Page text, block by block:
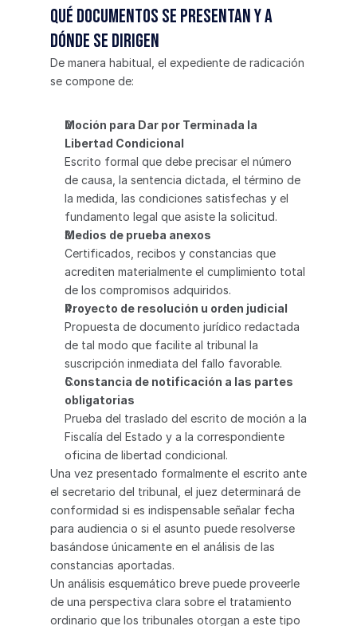
Qué documentos se presentan y a
dónde se dirigen
De manera habitual, el expediente de radicación
se compone de:
Moción para Dar por Terminada la
Libertad Condicional
Escrito formal que debe precisar el número
de causa, la sentencia dictada, el término de
la medida, las condiciones satisfechas y el
fundamento legal que asiste la solicitud.
Medios de prueba anexos
Certificados, recibos y constancias que
acrediten materialmente el cumplimiento total
de los compromisos adquiridos.
Proyecto de resolución u orden judicial
Propuesta de documento jurídico redactada
de tal modo que facilite al tribunal la
suscripción inmediata del fallo favorable.
Constancia de notificación a las partes
obligatorias
Prueba del traslado del escrito de moción a la
Fiscalía del Estado y a la correspondiente
oficina de libertad condicional.
Una vez presentado formalmente el escrito ante
el secretario del tribunal, el juez determinará de
conformidad si es indispensable señalar fecha
para audiencia o si el asunto puede resolverse
basándose únicamente en el análisis de las
constancias aportadas.
Un análisis esquemático breve puede proveerle
de una perspectiva clara sobre el tratamiento
ordinario que los tribunales otorgan a este tipo